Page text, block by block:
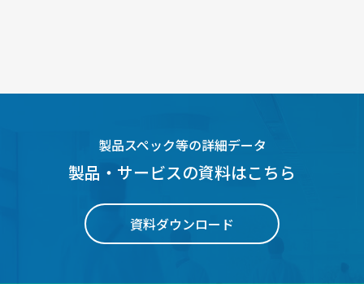
製品スペック等の詳細データ
製品・サービスの資料はこちら
資料ダウンロード